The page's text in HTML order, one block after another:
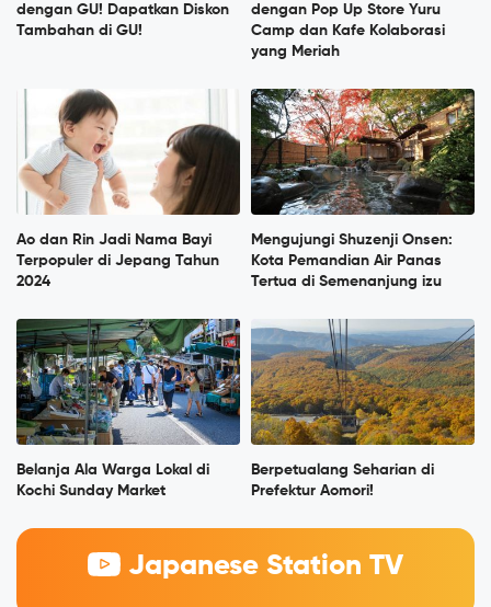
dengan GU! Dapatkan Diskon
Tambahan di GU!
dengan Pop Up Store Yuru
Camp dan Kafe Kolaborasi
yang Meriah
Ao dan Rin Jadi Nama Bayi
Terpopuler di Jepang Tahun
2024
Mengujungi Shuzenji Onsen:
Kota Pemandian Air Panas
Tertua di Semenanjung izu
Belanja Ala Warga Lokal di
Kochi Sunday Market
Berpetualang Seharian di
Prefektur Aomori!
Japanese Station TV